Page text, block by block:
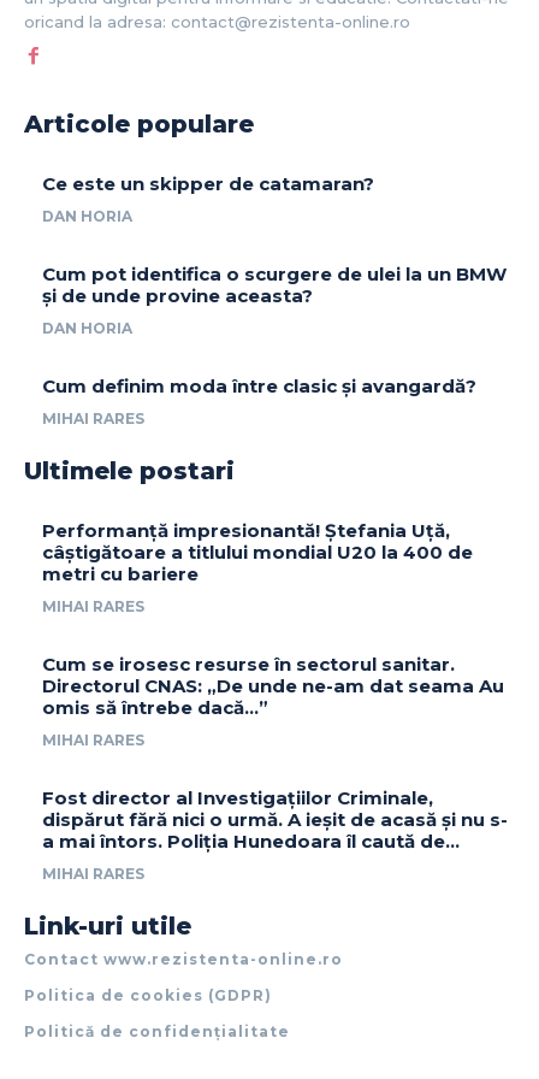
oricand la adresa: contact@rezistenta-online.ro
Articole populare
Ce este un skipper de catamaran?
DAN HORIA
Cum pot identifica o scurgere de ulei la un BMW
și de unde provine aceasta?
DAN HORIA
Cum definim moda între clasic și avangardă?
MIHAI RARES
Ultimele postari
Performanță impresionantă! Ștefania Uță,
câștigătoare a titlului mondial U20 la 400 de
metri cu bariere
MIHAI RARES
Cum se irosesc resurse în sectorul sanitar.
Directorul CNAS: „De unde ne-am dat seama Au
omis să întrebe dacă…”
MIHAI RARES
Fost director al Investigațiilor Criminale,
dispărut fără nici o urmă. A ieșit de acasă și nu s-
a mai întors. Poliția Hunedoara îl caută de...
MIHAI RARES
Link-uri utile
Contact www.rezistenta-online.ro
Politica de cookies (GDPR)
Politică de confidențialitate